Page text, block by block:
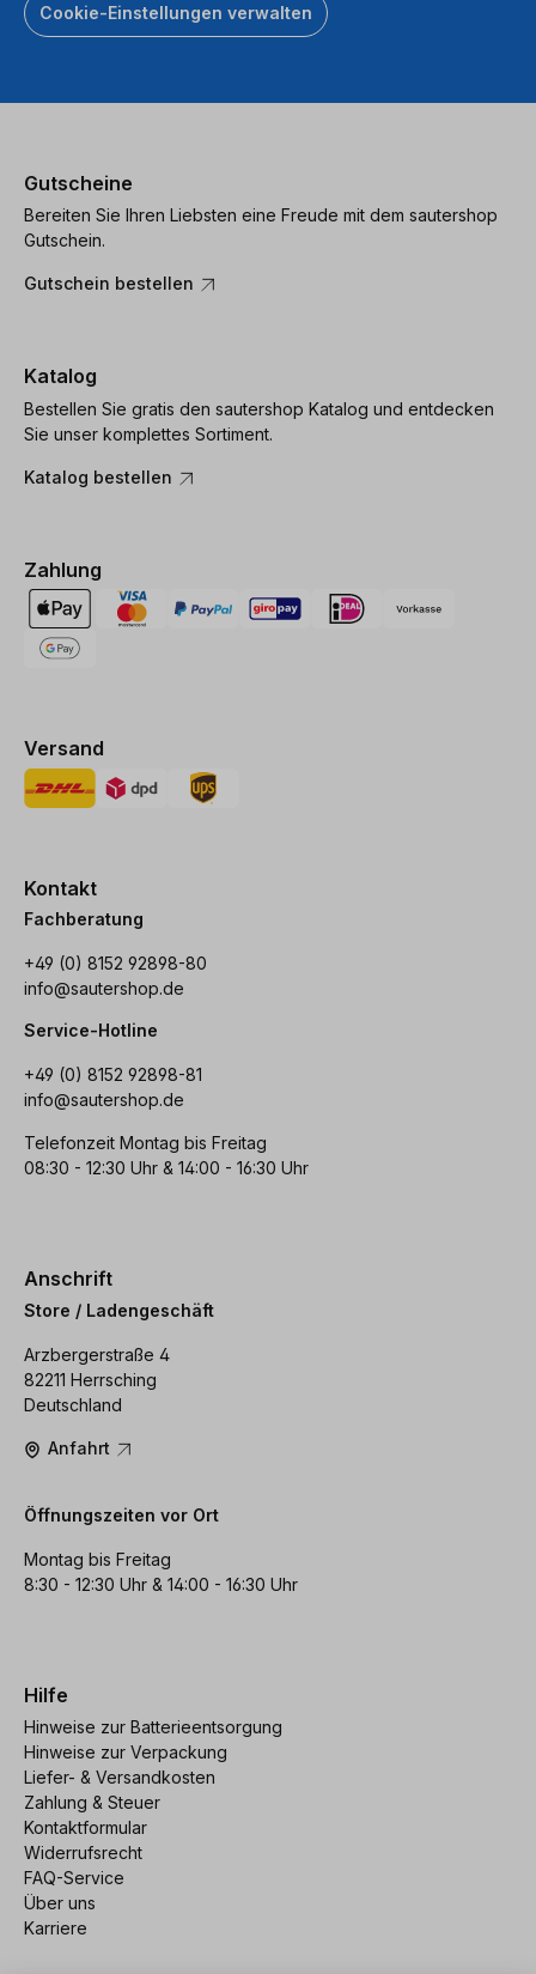
Cookie-Einstellungen verwalten
Gutscheine
Bereiten Sie Ihren Liebsten eine Freude mit dem sautershop
Gutschein.
Gutschein bestellen
Katalog
Bestellen Sie gratis den sautershop Katalog und entdecken
Sie unser komplettes Sortiment.
Katalog bestellen
Zahlung
Versand
Kontakt
Fachberatung
+49 (0) 8152 92898-80
info@sautershop.de
Service-Hotline
+49 (0) 8152 92898-81
info@sautershop.de
Telefonzeit Montag bis Freitag
08:30 - 12:30 Uhr & 14:00 - 16:30 Uhr
Anschrift
Store / Ladengeschäft
Arzbergerstraße 4
82211 Herrsching
Deutschland
Anfahrt
Öffnungszeiten vor Ort
Montag bis Freitag
8:30 - 12:30 Uhr & 14:00 - 16:30 Uhr
Hilfe
Hinweise zur Batterieentsorgung
Hinweise zur Verpackung
Liefer- & Versandkosten
Zahlung & Steuer
Kontaktformular
Widerrufsrecht
FAQ-Service
Über uns
Karriere